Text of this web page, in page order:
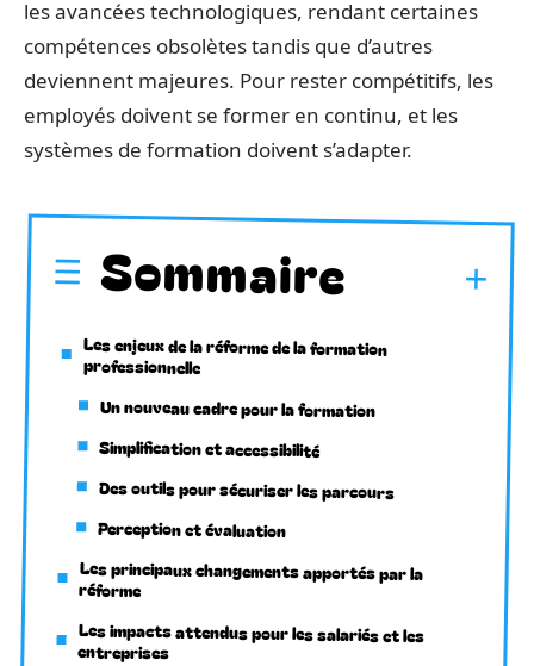
les avancées technologiques, rendant certaines
compétences obsolètes tandis que d’autres
deviennent majeures. Pour rester compétitifs, les
employés doivent se former en continu, et les
systèmes de formation doivent s’adapter.
Sommaire
Les enjeux de la réforme de la formation
professionnelle
Un nouveau cadre pour la formation
Simplification et accessibilité
Des outils pour sécuriser les parcours
Perception et évaluation
Les principaux changements apportés par la
réforme
Les impacts attendus pour les salariés et les
entreprises